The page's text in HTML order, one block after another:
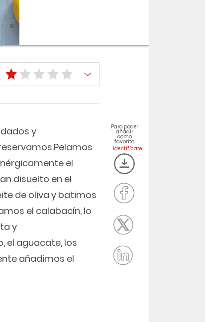
y
el
disuelto en el
de oliva y batimos
el calabacín, lo
y
el aguacate, los
añadimos el
Para poder
añadir
como
favorito